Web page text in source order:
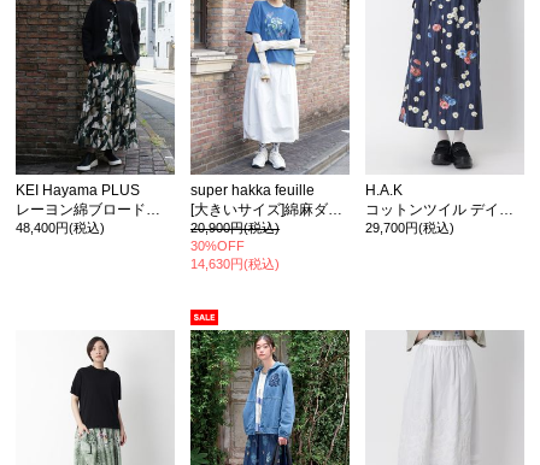
KEI Hayama PLUS
レーヨン綿ブロードカモフラフラワープリントティアードスカート
48,400円(税込)
super hakka feuille
[大きいサイズ]綿麻ダンガリードロストスカート(オフホワイトのみ裏地付き)
20,900円(税込)
30%OFF
14,630円(税込)
H.A.K
コットンツイル デイジー&ダリアプリント ロングカーゴスカート
29,700円(税込)